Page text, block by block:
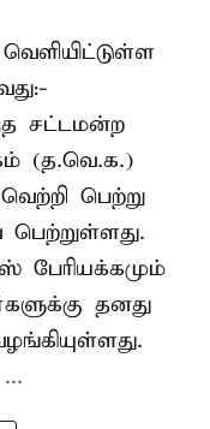
சட்டமன்ற
(த.வெ.க.)
பெற்று
பேரியக்கமும்
தனது